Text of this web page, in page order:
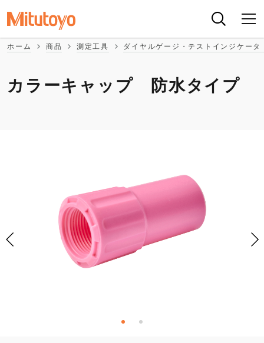
ホーム 商品 測定工具 ダイヤルゲージ・テストインジケー
カラーキャップ 防水タイプ